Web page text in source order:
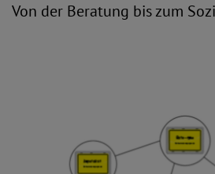
Von der Beratung bis zum